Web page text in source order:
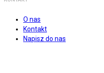
O nas
Kontakt
Napisz do nas